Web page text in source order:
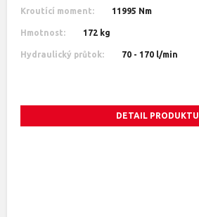
Kroutící moment: 11995 Nm
Hmotnost: 172 kg
Hydraulický průtok: 70 - 170 l/min
DETAIL PRODUKTU